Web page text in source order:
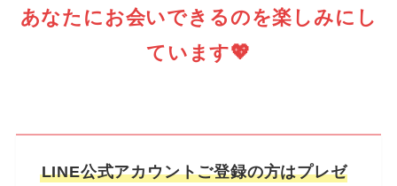
あなたにお会いできるのを楽しみにし
ています💖
LINE公式アカウントご登録の方はプレゼ